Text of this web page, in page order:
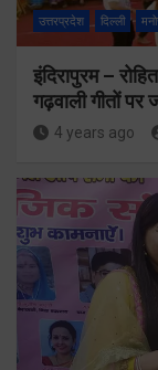
उत्तरप्रदेश दिल्ली
इंदिरापुरम –
गढ़वाली गीतों
4 years ago